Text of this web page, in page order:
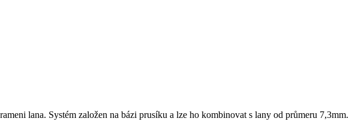
lana. Systém založen na bázi prusíku a lze ho kombinovat s lany od průmeru 7,3mm.